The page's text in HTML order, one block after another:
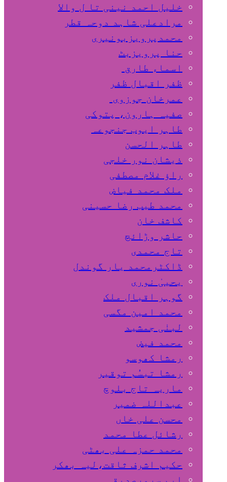
خلیل احمد نینی تا ل والا
مرادعلی شاہد دوحہ قطر
محمدپرویزبونیری
حنا پرویزبٹ
اسماء طارق
ظفر اقبال ظفر
عمرخان جوزوی
صفیہ ہارون، پتوکی
طاہر ایوب جنجوعہ
طاہر الحسن
ذیشان نور خلجی
راﺅ غلام مصطفی
ملک محمد فیاض
محمد طیب رضا حسینی
کاشف خان
حاشر وڑائچ
تاج محمدی
ڈاکٹرمحمد یار گوندل
گوہر اقبال ملک
محمد امین مگسی
لبنٰی جمشید
محمد فیض
رمشا کھوسو
رمشا تبسُم توقیر
ماریہ تاج بلوچ
عبداللہ ضمیر
محسن علی خاں
رشائل عطا محمد
محمد حمزہ علی بھٹی
حکیم اشرف ثاقت،لیہ بھکر
ایم سرورصدیقی